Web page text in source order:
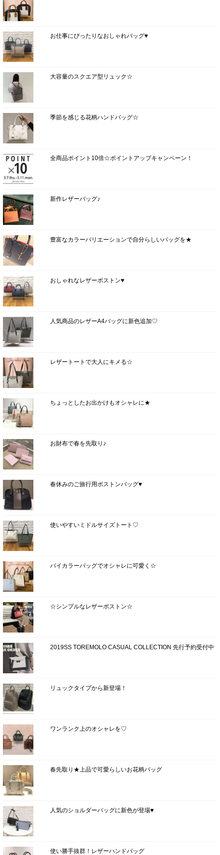
お仕事にぴったりなおしゃれバッグ♥
大容量のスクエア型リュック☆
季節を感じる花柄ハンドバッグ☆
全商品ポイント10倍☆ポイントアップキャンペーン！
新作レザーバッグ♪
豊富なカラーバリエーションで自分らしいバッグを★
おしゃれなレザーボストン♥
人気商品のレザーA4バッグに新色追加♡
レザートートで大人にキメる☆
ちょっとしたお出かけもオシャレに★
お財布で春を先取り♪
春休みのご旅行用ボストンバッグ♥
使いやすいミドルサイズトート♡
バイカラーバッグでオシャレに可愛く☆
☆シンプルなレザーボストン☆
2019SS TOREMOLO CASUAL COLLECTION 先行予約受付中
リュックタイプから新登場！
ワンランク上のオシャレを♡
春先取り★上品で可愛らしいお花柄バッグ
人気のショルダーバッグに新色が登場♥
使い勝手抜群！レザーハンドバッグ